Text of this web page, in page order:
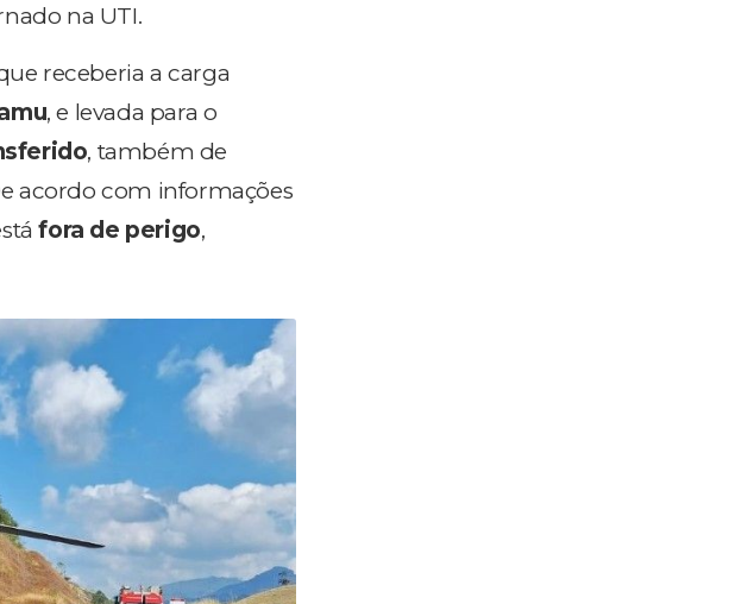
na UTI.
receberia a carga
, e levada para o
, também de
acordo com informações
fora de perigo,